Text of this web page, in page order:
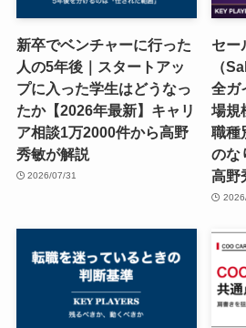
新卒でベンチャーに行った
人の5年後｜スタートアッ
プに入った学生はどうなっ
たか【2026年最新】キャリ
ア相談1万2000件から高野
秀敏が解説
2026/07/31
セー
（
全ガ
場規
職種
のな
高野